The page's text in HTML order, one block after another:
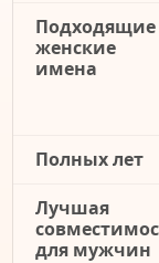
Подходящие
женские
имена
Полных лет
Лучшая
для мужчин